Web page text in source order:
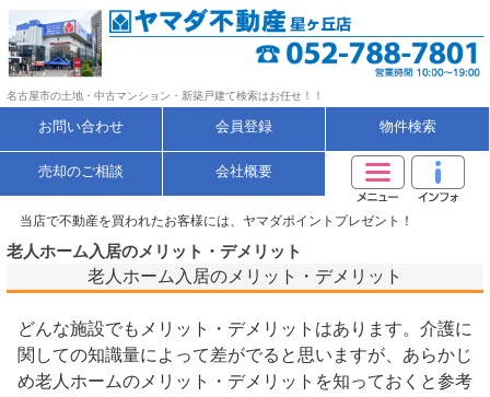
名古屋市の土地・中古マンション・新築戸建て検索はお任せ！！
お問い合わせ 会員登録 物件検索
売却のご相談 会社概要
当店で不動産を買われたお客様には、ヤマダポイントプレゼント！
老人ホーム入居のメリット・デメリット
老人ホーム入居のメリット・デメリット
どんな施設でもメリット・デメリットはあります。介護に
関しての知識量によって差がでると思いますが、あらかじ
め老人ホームのメリット・デメリットを知っておくと参考